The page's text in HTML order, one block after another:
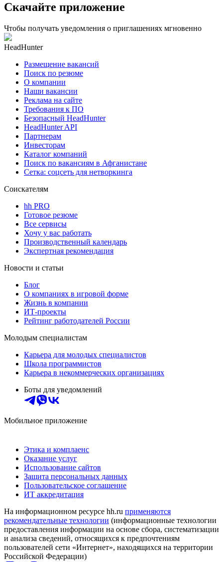
Скачайте приложение
Чтобы получать уведомления о приглашениях мгновенно
HeadHunter
Размещение вакансий
Поиск по резюме
О компании
Наши вакансии
Реклама на сайте
Требования к ПО
Безопасный HeadHunter
HeadHunter API
Партнерам
Инвесторам
Каталог компаний
Поиск по вакансиям в Афганистане
Сетка: соцсеть для нетворкинга
Соискателям
hh PRO
Готовое резюме
Все сервисы
Хочу у вас работать
Производственный календарь
Экспертная рекомендация
Новости и статьи
Блог
О компаниях в игровой форме
Жизнь в компании
ИТ-проекты
Рейтинг работодателей России
Молодым специалистам
Карьера для молодых специалистов
Школа программистов
Карьера в некоммерческих организациях
Боты для уведомлений
Мобильное приложение
Этика и комплаенс
Оказание услуг
Использование сайтов
Защита персональных данных
Пользовательское соглашение
ИТ аккредитация
На информационном ресурсе hh.ru применяются
рекомендательные технологии (информационные технологии
предоставления информации на основе сбора, систематизации
и анализа сведений, относящихся к предпочтениям
пользователей сети «Интернет», находящихся на территории
Российской Федерации)